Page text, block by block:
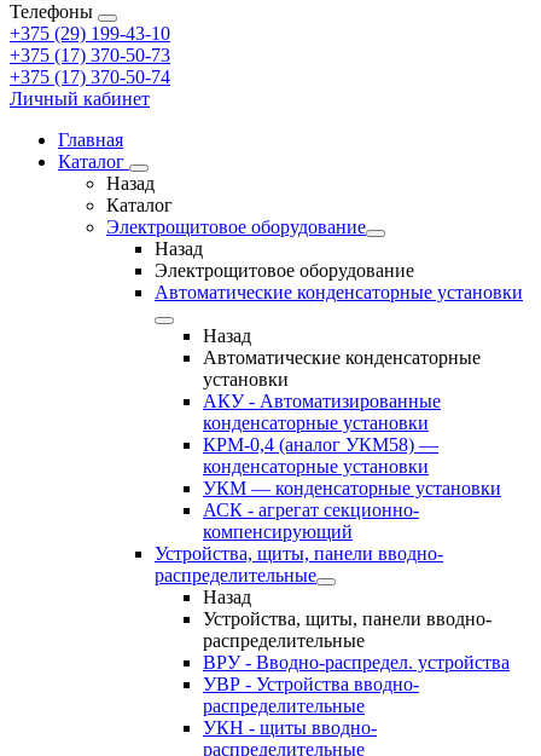
Телефоны
+375 (29) 199-43-10
+375 (17) 370-50-73
+375 (17) 370-50-74
Личный кабинет
Главная
Каталог
Назад
Каталог
Электрощитовое оборудование
Назад
Электрощитовое оборудование
Автоматические конденсаторные установки
Назад
Автоматические конденсаторные
установки
АКУ - Автоматизированные
конденсаторные установки
КРМ-0,4 (аналог УКМ58) —
конденсаторные установки
УКМ — конденсаторные установки
АСК - агрегат секционно-
компенсирующий
Устройства, щиты, панели вводно-
распределительные
Назад
Устройства, щиты, панели вводно-
распределительные
ВРУ - Вводно-распредел. устройства
УВР - Устройства вводно-
распределительные
УКН - щиты вводно-
распределительные